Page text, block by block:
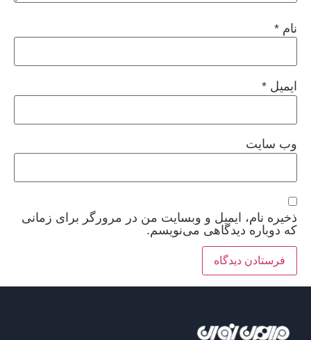
نام *
ایمیل *
وب‌ سایت
ذخیره نام، ایمیل و وبسایت من در مرورگر برای زمانی
که دوباره دیدگاهی می‌نویسم.